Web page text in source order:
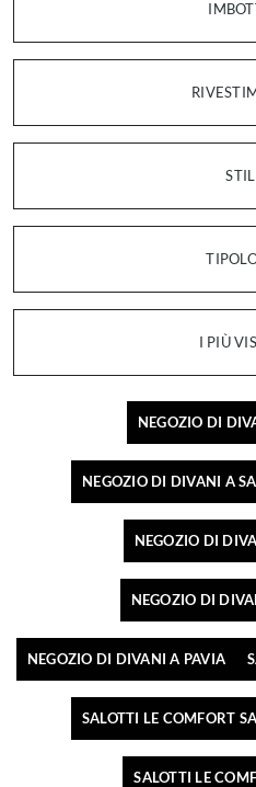
I PIÙ
NEGOZIO DI
NEGOZIO DI DIVANI A
NEGOZIO DI
NEGOZIO DI
NEGOZIO DI DIVANI A PAVIA
SALOTTI LE COMFORT
SALOTTI LE